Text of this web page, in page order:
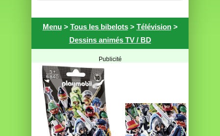
Menu> Tous les bibelots> Télévision>
Dessins animés TV / BD
Publicité